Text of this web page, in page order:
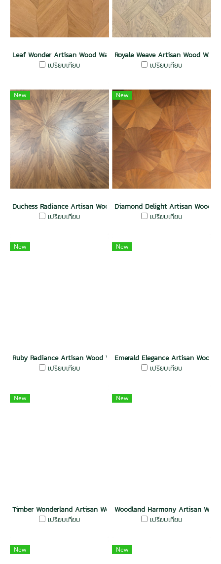
Leaf Wonder Artisan Wood Wall
เปรียบเทียบ
Royale Weave Artisan Wood Wall
เปรียบเทียบ
New
Duchess Radiance Artisan Wood Wall
เปรียบเทียบ
New
Diamond Delight Artisan Wood
เปรียบเทียบ
New
Ruby Radiance Artisan Wood Wall Oak
เปรียบเทียบ
New
Emerald Elegance Artisan Wood
เปรียบเทียบ
New
Timber Wonderland Artisan Wood Wall Oak
เปรียบเทียบ
New
Woodland Harmony Artisan
เปรียบเทียบ
New New